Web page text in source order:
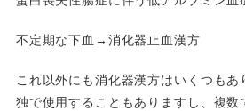
不定期な下血→消化器止血漢方
これ以外にも消化器漢方はいくつも
独で使用することもありますし、複数